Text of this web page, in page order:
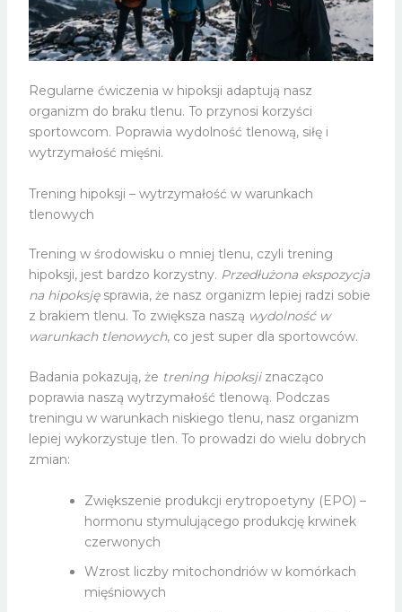
Regularne ćwiczenia w hipoksji adaptują nasz
organizm do braku tlenu. To przynosi korzyści
sportowcom. Poprawia wydolność tlenową, siłę i
wytrzymałość mięśni.
Trening hipoksji – wytrzymałość w warunkach
tlenowych
Trening w środowisku o mniej tlenu, czyli trening
hipoksji, jest bardzo korzystny. Przedłużona ekspozycja
na hipoksjęsprawia, że nasz organizm lepiej radzi sobie
z brakiem tlenu. To zwiększa naszą wydolność w
warunkach tlenowych, co jest super dla sportowców.
Badania pokazują, że trening hipoksjiznacząco
poprawia naszą wytrzymałość tlenową. Podczas
treningu w warunkach niskiego tlenu, nasz organizm
lepiej wykorzystuje tlen. To prowadzi do wielu dobrych
zmian:
Zwiększenie produkcji erytropoetyny (EPO) –
hormonu stymulującego produkcję krwinek
czerwonych
Wzrost liczby mitochondriów w komórkach
mięśniowych